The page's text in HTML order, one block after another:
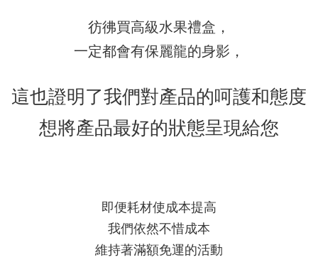
彷彿買高級水果禮盒，
一定都會有保麗龍的身影，
這也證明了我們對產品的呵護和態度
想將產品最好的狀態呈現給您
即便耗材使成本提高
我們依然不惜成本
維持著滿額免運的活動